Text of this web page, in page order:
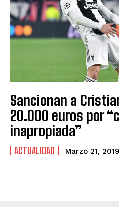
Sancionan a
20.000 euros por
inapropiada”
ACTUALIDAD Marzo 21, 2019